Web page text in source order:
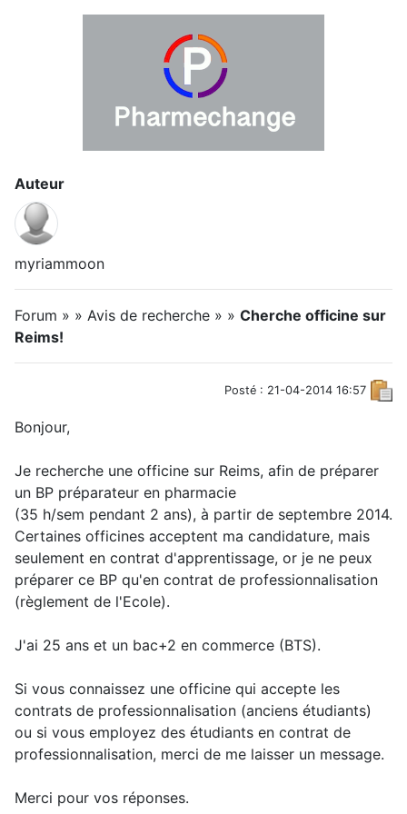
Auteur
myriammoon
Forum » » Avis de recherche » » Cherche officine sur
Reims!
Posté : 21-04-2014 16:57
Bonjour,
Je recherche une officine sur Reims, afin de préparer
un BP préparateur en pharmacie
(35 h/sem pendant 2 ans), à partir de septembre 2014.
Certaines officines acceptent ma candidature, mais
seulement en contrat d'apprentissage, or je ne peux
préparer ce BP qu'en contrat de professionnalisation
(règlement de l'Ecole).
J'ai 25 ans et un bac+2 en commerce (BTS).
Si vous connaissez une officine qui accepte les
contrats de professionnalisation (anciens étudiants)
ou si vous employez des étudiants en contrat de
professionnalisation, merci de me laisser un message.
Merci pour vos réponses.